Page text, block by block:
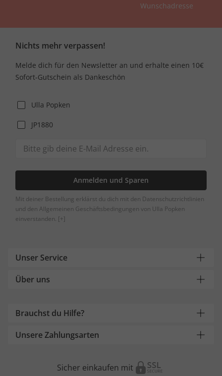
Wunschadresse
Nichts mehr verpassen!
Melde dich für den Newsletter an und erhalte einen 10€
Sofort-Gutschein als Dankeschön
Ulla Popken
JP1880
Anmelden und Sparen
Mit deiner Bestellung erklärst du dich mit den Datenschutzrichtlinien
und den Allgemeinen Geschäftsbedingungen von Ulla Popken
einverstanden. [+]
Unser Service
Über uns
Brauchst du Hilfe?
Unsere Zahlungsarten
Sicher einkaufen mit